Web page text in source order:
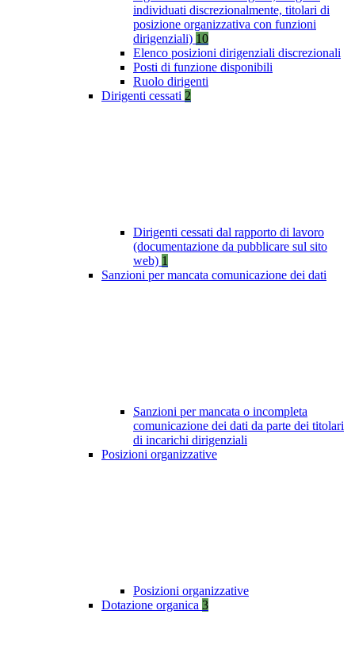
individuati discrezionalmente, titolari di
posizione organizzativa con funzioni
dirigenziali) 10
Elenco posizioni dirigenziali discrezionali
Posti di funzione disponibili
Ruolo dirigenti
Dirigenti cessati 2
Dirigenti cessati dal rapporto di lavoro
(documentazione da pubblicare sul sito
web) 1
Sanzioni per mancata comunicazione dei dati
Sanzioni per mancata o incompleta
comunicazione dei dati da parte dei titolari
di incarichi dirigenziali
Posizioni organizzative
Posizioni organizzative
Dotazione organica 3